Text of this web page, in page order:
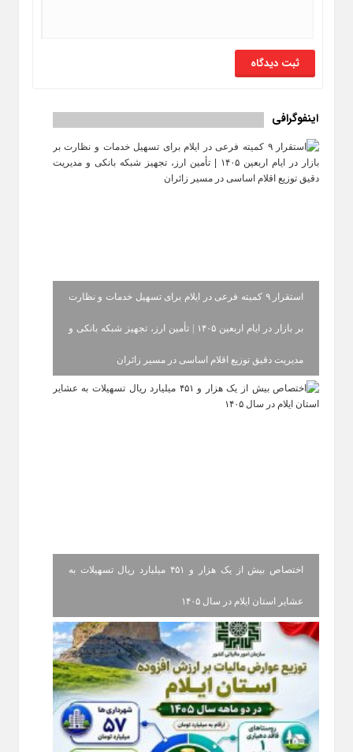
اینفوگرافی
استقرار ۹ کمیته فرعی در ایلام برای تسهیل خدمات و نظارت
بر بازار در ایام اربعین ۱۴۰۵ | تأمین ارز، تجهیز شبکه بانکی و
مدیریت دقیق توزیع اقلام اساسی در مسیر زائران
اختصاص بیش از یک هزار و ۴۵۱ میلیارد ریال تسهیلات به
عشایر استان ایلام در سال ۱۴۰۵